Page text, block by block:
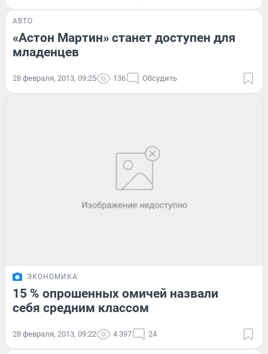
АВТО
«Астон Мартин» станет доступен для
младенцев
28 февраля, 2013, 09:25 136 Обсудить
ЭКОНОМИКА
15 % опрошенных омичей назвали
себя средним классом
28 февраля, 2013, 09:22 4 397 24